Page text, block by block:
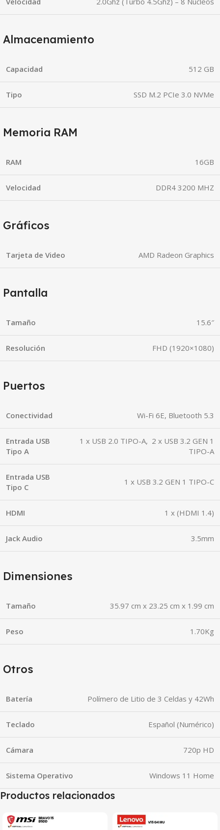
Almacenamiento
Capacidad 512 GB
Tipo SSD M.2 PCIe 3.0 NVMe
Memoria RAM
RAM 16GB
Velocidad DDR4 3200 MHZ
Gráficos
Tarjeta de Video AMD Radeon Graphics
Pantalla
Tamaño 15.6″
Resolución FHD (1920×1080)
Puertos
Conectividad Wi-Fi 6E, Bluetooth 5.3
Entrada USB
Tipo A
1 x USB 2.0 TIPO-A, 2 x USB 3.2 GEN 1
TIPO-A
Entrada USB
Tipo C
1 x USB 3.2 GEN 1 TIPO-C
HDMI 1 x (HDMI 1.4)
Jack Audio 3.5mm
Dimensiones
Tamaño 35.97 cm x 23.25 cm x 1.99 cm
Peso 1.70Kg
Otros
Batería Polímero de Litio de 3 Celdas y 42Wh
Teclado Español (Numérico)
Cámara 720p HD
Sistema Operativo Windows 11 Home
Productos relacionados
SALE